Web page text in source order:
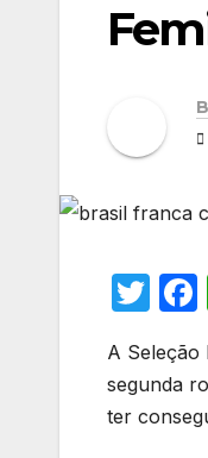
T
itt
er
A Seleção
segunda
ter